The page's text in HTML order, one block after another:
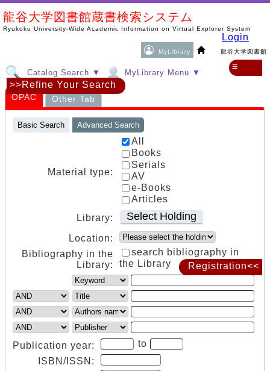
龍谷大学図書館蔵書検索システム
Ryukoku University-Wide Academic Information on Virtual Explorer System
MyLibrary 龍谷大学図書館
Login
Catalog Search ▼ MyLibrary Menu ▼
≡
Registration<<
OPAC Other Tab
Basic Search Advanced Search
Material type:
All
Books
Serials
AV
e-Books
Articles
Library:
Select Holding
Location:
Bibliography in the
Library:
search bibliography in
the Library
Publication year:
to
ISBN/ISSN:
>>Refine Your Search